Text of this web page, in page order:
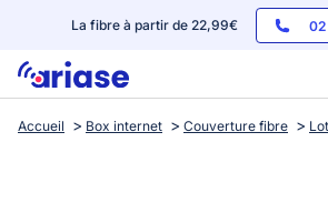
La fibre à partir de 22,99€
Box internet
Accueil Box internet Couverture fibre